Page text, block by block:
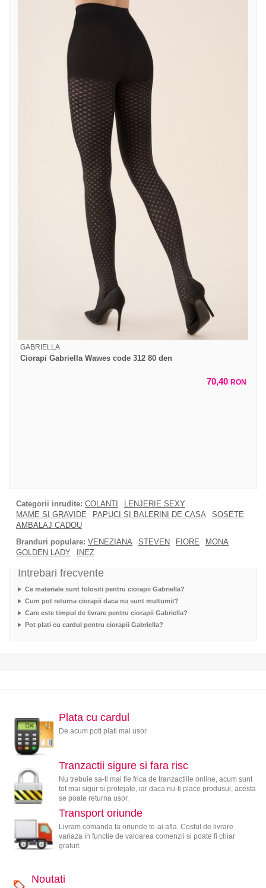
GABRIELLA
Ciorapi Gabriella Wawes code 312 80 den
70,40 RON
Categorii inrudite: COLANTI
LENJERIE SEXY
MAME SI GRAVIDE
PAPUCI SI BALERINI DE CASA
SOSETE
AMBALAJ CADOU
Branduri populare: VENEZIANA STEVEN FIORE
MONA
GOLDEN LADY
INEZ
Intrebari frecvente
Ce materiale sunt folositi pentru ciorapii Gabriella?
Cum pot returna ciorapii daca nu sunt multumit?
Care este timpul de livrare pentru ciorapii Gabriella?
Pot plati cu cardul pentru ciorapii Gabriella?
Plata cu cardul
De acum poti plati mai usor
Tranzactii sigure si fara risc
Nu trebuie sa-ti mai fie frica de tranzactiile online, acum sunt
tot mai sigur si protejate, iar daca nu-ti place produsul, acesta
se poate returna usor.
Transport oriunde
Livram comanda ta oriunde te-ai afla. Costul de livrare
variaza in functie de valoarea comenzii si poate fi chiar
gratuit.
Noutati